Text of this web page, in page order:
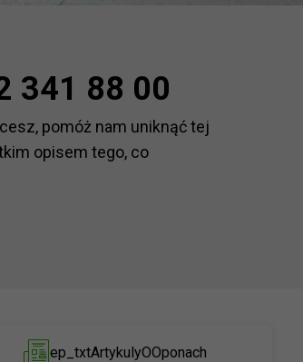
341 88 00
pomóż nam uniknąć tej
opisem tego, co
ep_txtArtykulyOOponach